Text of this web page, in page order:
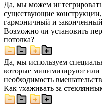
Да, мы можем
существующие конструкции,
гармоничный и
Возможно ли установить
потолка?
Да, мы используем
которые минимизируют
необходимость
Как ухаживать за